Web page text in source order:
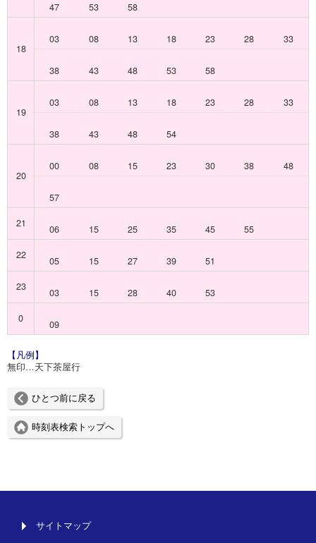
47 53 58
18
03 08 13 18 23 28 33
38 43 48 53 58
19
03 08 13 18 23 28 33
38 43 48 54
20
00 08 15 23 30 38 48
57
21
06 15 25 35 45
55
22
05 15 27 39
51
23
03 15 28 40
53
0
09
【凡例】
無印…天下茶屋行
ひとつ前に戻る
時刻表検索トップへ
サイトマップ